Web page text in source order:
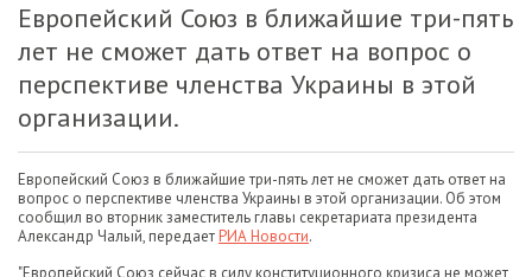
Европейский Союз в ближайшие три-пять
лет не сможет дать ответ на вопрос о
перспективе членства Украины в этой
организации.
Европейский Союз в ближайшие три-пять лет не сможет дать ответ на
вопрос о перспективе членства Украины в этой организации. Об этом
сообщил во вторник заместитель главы секретариата президента
Александр Чалый, передаетРИА Новости.
"Европейский Союз сейчас в силу конституционного кризиса не может